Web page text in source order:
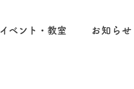
イベント・教室 お知らせ